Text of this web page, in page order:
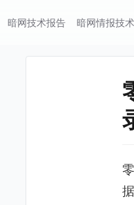
暗网技术报告 暗网情报技